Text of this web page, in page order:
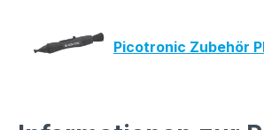
Picotronic Zubehör